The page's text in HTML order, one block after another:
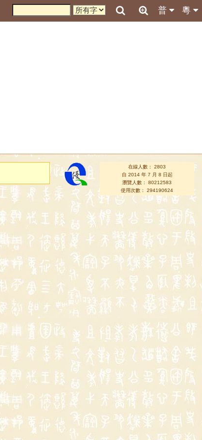
粵
普
在線人數： 2803
自 2014 年 7 月 8 日起
瀏覽人數： 80212583
使用次數： 294190624